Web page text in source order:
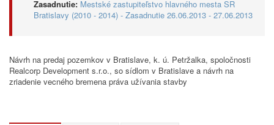
Zasadnutie: Mestské zastupiteľstvo hlavného mesta SR
Bratislavy (2010 - 2014) - Zasadnutie 26.06.2013 - 27.06.2013
Návrh na predaj pozemkov v Bratislave, k. ú. Petržalka, spoločnosti
Realcorp Development s.r.o., so sídlom v Bratislave a návrh na
zriadenie vecného bremena práva užívania stavby